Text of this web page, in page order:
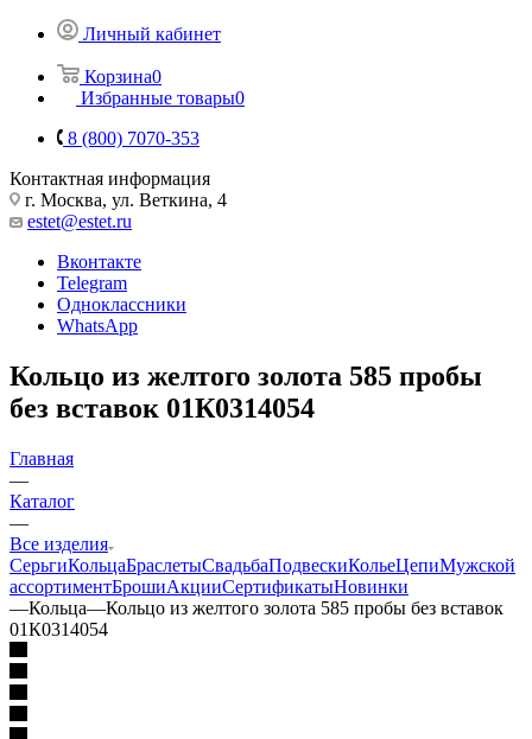
Личный кабинет
Корзина0
Избранные товары0
8 (800) 7070-353
Контактная информация
г. Москва, ул. Веткина, 4
estet@estet.ru
Вконтакте
Telegram
Одноклассники
WhatsApp
Кольцо из желтого золота 585 пробы
без вставок 01К0314054
Главная
—
Каталог
—
Все изделия
СерьгиКольцаБраслетыСвадьбаПодвескиКольеЦепиМужской
ассортиментБрошиАкцииСертификатыНовинки
—Кольца—Кольцо из желтого золота 585 пробы без вставок
01К0314054